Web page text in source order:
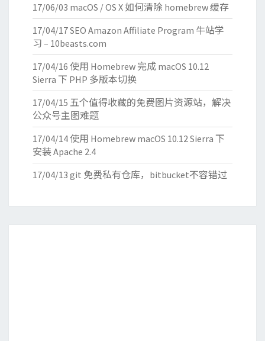
17/06/03 macOS / OS X 如何清除 homebrew 缓存
17/04/17SEO Amazon Affiliate Program 牛站学
习 – 10beasts.com
17/04/16 使用 Homebrew 完成 macOS 10.12
Sierra 下 PHP 多版本切换
17/04/15 五个值得收藏的免费图片资源站，解决
公众号主图难题
17/04/14使用 Homebrew macOS 10.12 Sierra 下
安装 Apache 2.4
17/04/13 git 免费私有仓库，bitbucket不容错过